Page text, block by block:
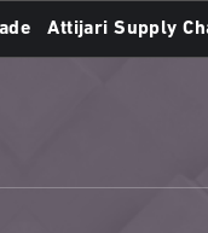
Attijari Supply